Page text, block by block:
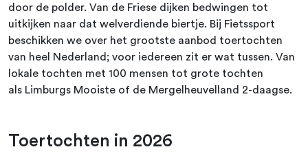
door de polder. Van de Friese dijken bedwingen tot
uitkijken naar dat welverdiende biertje. Bij Fietssport
beschikken we over het grootste aanbod toertochten
van heel Nederland; voor iedereen zit er wat tussen. Van
lokale tochten met 100 mensen tot grote tochten
als Limburgs Mooiste of de Mergelheuvelland 2-daagse.
Toertochten in 2026